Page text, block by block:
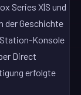
Series X|S und
der Geschichte
Konsole
Direct
erfolgte